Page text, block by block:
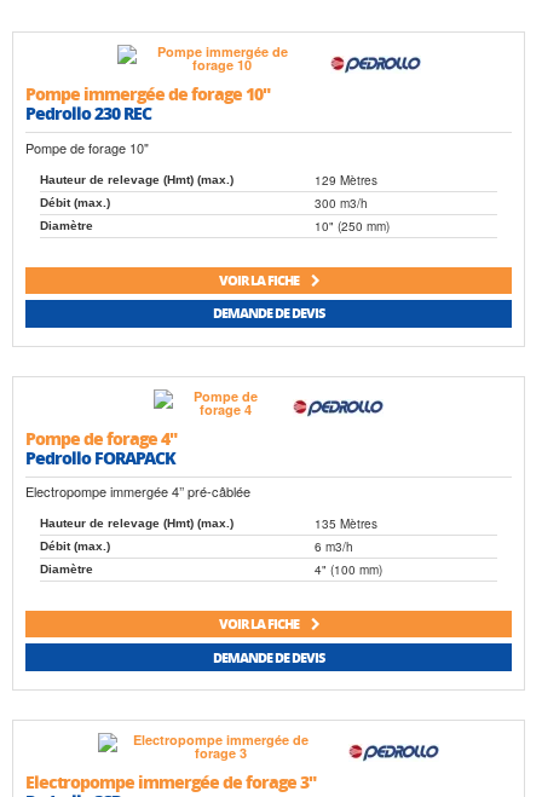
Pompe immergée de forage 10"
Pedrollo 230 REC
Pompe de forage 10"
Hauteur de relevage (Hmt) (max.) 129 Mètres
Débit (max.) 300 m3/h
Diamètre 10" (250 mm)
VOIR LA FICHE
DEMANDE DE DEVIS
Pompe de forage 4"
Pedrollo FORAPACK
Electropompe immergée 4’’ pré-câblée
Hauteur de relevage (Hmt) (max.) 135 Mètres
Débit (max.) 6 m3/h
Diamètre 4" (100 mm)
VOIR LA FICHE
DEMANDE DE DEVIS
Electropompe immergée de forage 3"